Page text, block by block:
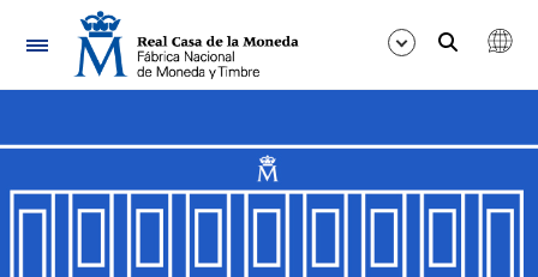
Navigation
Show/Hide